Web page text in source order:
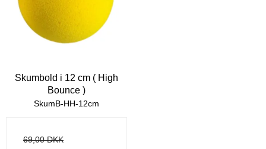
Skumbold i 12 cm ( High
Bounce )
SkumB-HH-12cm
69,00 DKK